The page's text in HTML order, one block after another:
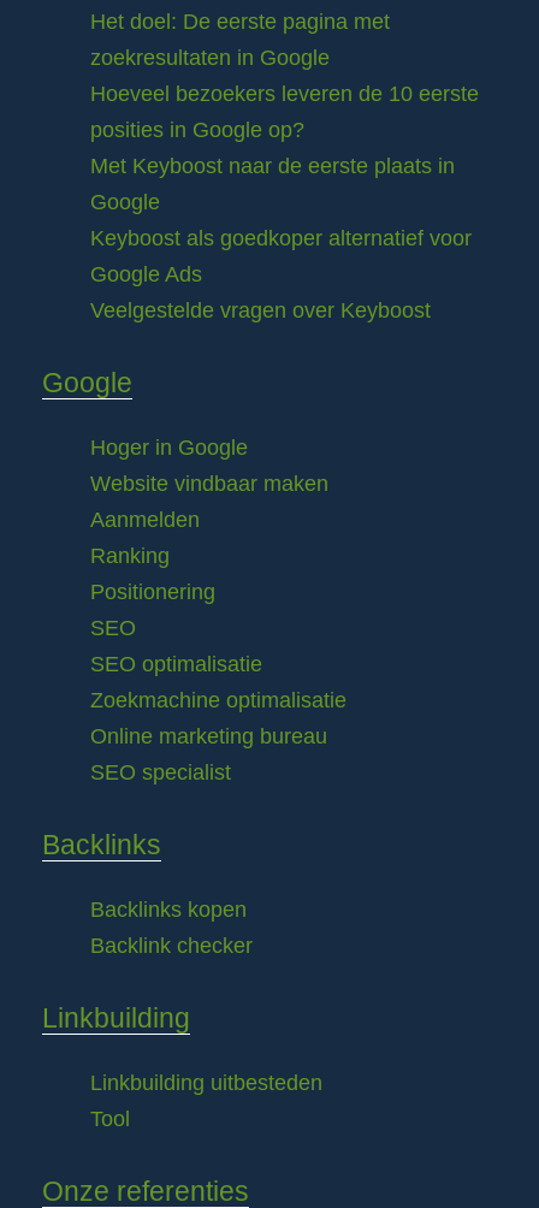
Het doel: De eerste pagina met
zoekresultaten in Google
Hoeveel bezoekers leveren de 10 eerste
posities in Google op?
Met Keyboost naar de eerste plaats in
Google
Keyboost als goedkoper alternatief voor
Google Ads
Veelgestelde vragen over Keyboost
Google
Hoger in Google
Website vindbaar maken
Aanmelden
Ranking
Positionering
SEO
SEO optimalisatie
Zoekmachine optimalisatie
Online marketing bureau
SEO specialist
Backlinks
Backlinks kopen
Backlink checker
Linkbuilding
Linkbuilding uitbesteden
Tool
Onze referenties